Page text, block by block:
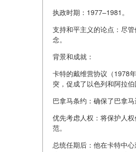
执政时期：1977–1981。
支持和平主义的论点：尽
念。
背景和成就：
卡特的戴维营协议（1978
突，促成了以色列和阿拉
巴拿马条约：确保了巴拿
优先考虑人权：将保护人
范。
总统任期后：他在卡特中